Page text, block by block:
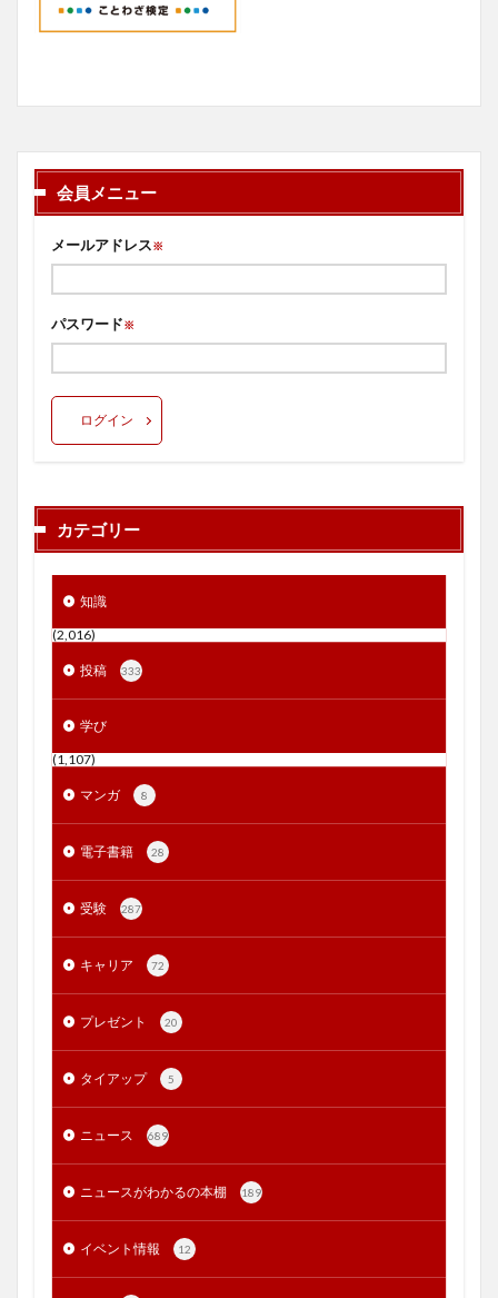
会員メニュー
メールアドレス※
パスワード※
ログイン
カテゴリー
知識
(2,016)
投稿 333
学び
(1,107)
マンガ 8
電子書籍 28
受験 287
キャリア 72
プレゼント 20
タイアップ 5
ニュース 689
ニュースがわかるの本棚 189
イベント情報 12